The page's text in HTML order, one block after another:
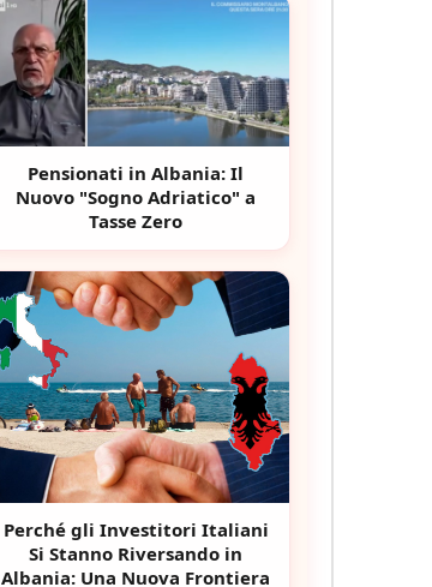
Pensionati in Albania: Il
Nuovo "Sogno Adriatico" a
Tasse Zero
Perché gli Investitori Italiani
Si Stanno Riversando in
Albania: Una Nuova Frontiera